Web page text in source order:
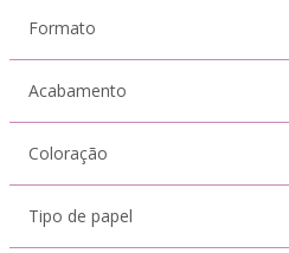
Formato
Acabamento
Coloração
Tipo de papel